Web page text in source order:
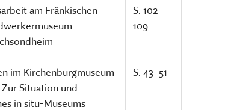
am Fränkischen
S. 102–
109
im Kirchenburgmuseum
Situation und
in situ-Museums
S. 43–51